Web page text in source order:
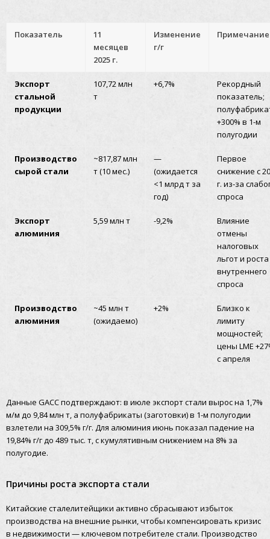
Показатель
11
месяцев
2025 г.
Изменение
г/г
Примечание
Экспорт
стальной
продукции
107,72 млн
т
+6,7%
Рекордный
показатель;
+300% в 1-м
полугодии
Производство
сырой стали
~817,87 млн
т (10 мес.)
—
(ожидается
<1 млрд т за
год)
Первое
снижение с
г. из-за
спроса
Экспорт
алюминия
5,59 млн т -9,2%
Влияние
отмены
налоговых
льгот и роста
внутреннего
спроса
Производство
алюминия
~45 млн т
(ожидаемо)
+2%
Близко к
лимиту
мощностей;
цены LME
с апреля
Данные GACC подтверждают: в июле экспорт стали вырос на 1,7%
м/м до 9,84 млн т, а полуфабрикаты (заготовки) в 1-м полугодии
взлетели на 309,5% г/г. Для алюминия июнь показал падение на
19,84% г/г до 489 тыс. т, с кумулятивным снижением на 8% за
полугодие.
Причины роста экспорта стали
Китайские сталелитейщики активно сбрасывают избыток
производства на внешние рынки, чтобы компенсировать кризис
в недвижимости — ключевом потребителе стали. Производство